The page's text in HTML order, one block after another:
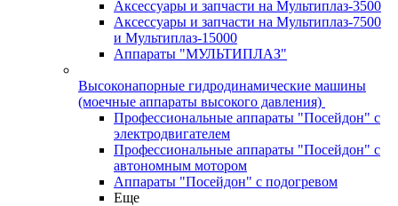
Аксессуары и запчасти на Мультиплаз-3500
Аксессуары и запчасти на Мультиплаз-7500
и Мультиплаз-15000
Аппараты "МУЛЬТИПЛАЗ"
Высоконапорные гидродинамические машины
(моечные аппараты высокого давления)
Профессиональные аппараты "Посейдон" с
электродвигателем
Профессиональные аппараты "Посейдон" с
автономным мотором
Аппараты "Посейдон" с подогревом
Еще